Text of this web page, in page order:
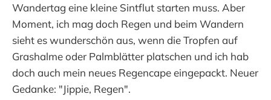
Wandertag eine kleine Sintflut starten muss. Aber
Moment, ich mag doch Regen und beim Wandern
sieht es wunderschön aus, wenn die Tropfen auf
Grashalme oder Palmblätter platschen und ich hab
doch auch mein neues Regencape eingepackt. Neuer
Gedanke: "Jippie, Regen".